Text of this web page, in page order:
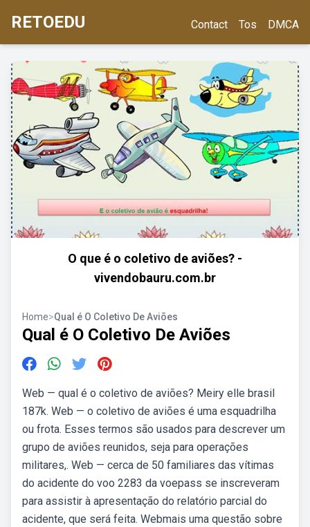
RETOEDU Contact Tos DMCA
O que é o coletivo de aviões? -
vivendobauru.com.br
Home>Qual é O Coletivo De Aviões
Qual é O Coletivo De Aviões
Web — qual é o coletivo de aviões? Meiry elle brasil
187k. Web — o coletivo de aviões é uma esquadrilha
ou frota. Esses termos são usados para descrever um
grupo de aviões reunidos, seja para operações
militares,. Web — cerca de 50 familiares das vítimas
do acidente do voo 2283 da voepass se inscreveram
para assistir à apresentação do relatório parcial do
acidente, que será feita. Webmais uma questão sobre